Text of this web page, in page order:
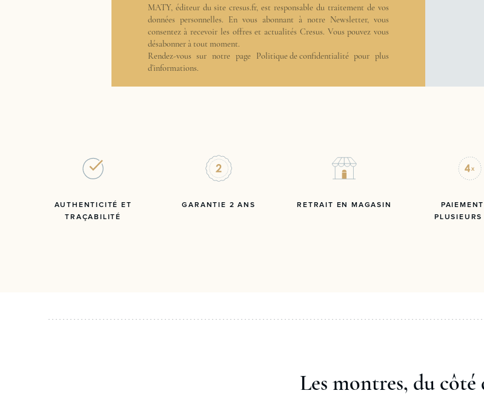
MATY, éditeur du site cresus.fr, est responsable du traitement de vos
données personnelles. En vous abonnant à notre Newsletter, vous
consentez à recevoir les offres et actualités Cresus. Vous pouvez vous
désabonner à tout moment.
Rendez-vous sur notre page Politique de confidentialitépour plus
d’informations.
AUTHENTICITÉ ET
TRAÇABILITÉ
GARANTIE 2 ANS RETRAIT EN MAGASIN
PLUSIEURS
Les montres, du côté